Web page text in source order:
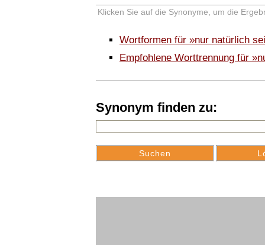
Klicken Sie auf die Synonyme, um die
Wortformen für »nur natürlich
Empfohlene Worttrennung für
Synonym finden zu: